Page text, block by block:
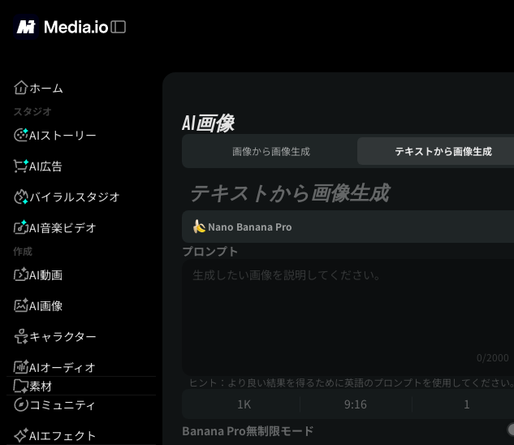
ホーム
スタジオ
AIストーリー
AI広告
バイラルスタジオ
AI音楽ビデオ
作成
AI動画
AI画像
キャラクター
AIオーディオ
素材
コミュニティ
AIエフェクト
AI画像
画像から画像生成 テキストから画像生成
テキストから画像生成
Nano Banana Pro
プロンプト
0/2000
ヒント：より良い結果を得るために英語のプロンプトを使用してください。
1K 9:16
1
Banana Pro無制限モード